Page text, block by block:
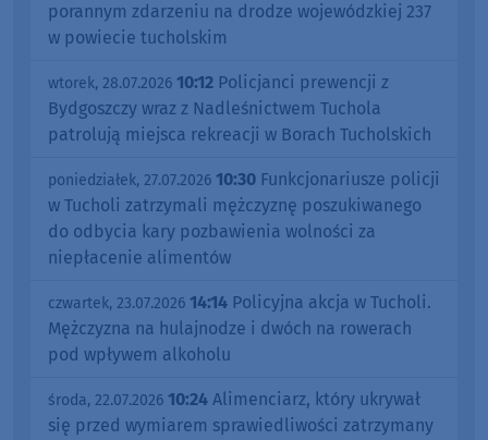
porannym zdarzeniu na drodze wojewódzkiej 237
w powiecie tucholskim
wtorek, 28.07.2026 10:12 Policjanci prewencji z
Bydgoszczy wraz z Nadleśnictwem Tuchola
patrolują miejsca rekreacji w Borach Tucholskich
poniedziałek, 27.07.2026 10:30 Funkcjonariusze policji
w Tucholi zatrzymali mężczyznę poszukiwanego
do odbycia kary pozbawienia wolności za
niepłacenie alimentów
czwartek, 23.07.2026 14:14 Policyjna akcja w Tucholi.
Mężczyzna na hulajnodze i dwóch na rowerach
pod wpływem alkoholu
środa, 22.07.2026 10:24 Alimenciarz, który ukrywał
się przed wymiarem sprawiedliwości zatrzymany